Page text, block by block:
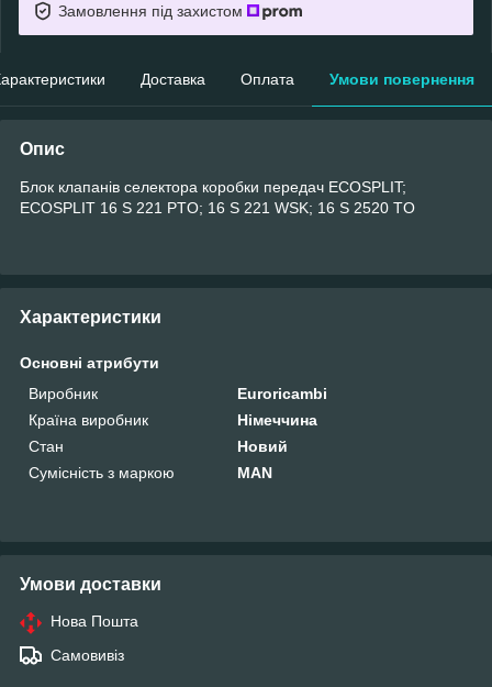
Замовлення під захистом
Доставка Оплата Умови повернення
Опис
Блок клапанів селектора коробки передач ECOSPLIT;
ECOSPLIT 16 S 221 PTO; 16 S 221 WSK; 16 S 2520 TO
Характеристики
Основні атрибути
Виробник
Euroricambi
Країна виробник
Німеччина
Стан
Новий
Сумісність з маркою
MAN
Умови доставки
Нова Пошта
Самовивіз